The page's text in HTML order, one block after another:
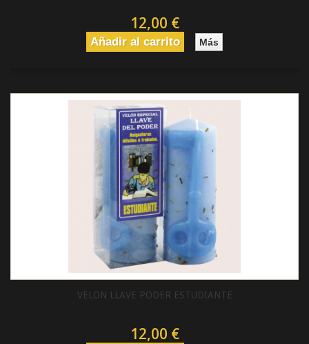
12,00 €
Añadir al carrito Más
VELON LLAVE PODER ESTUDIANTE
12,00 €